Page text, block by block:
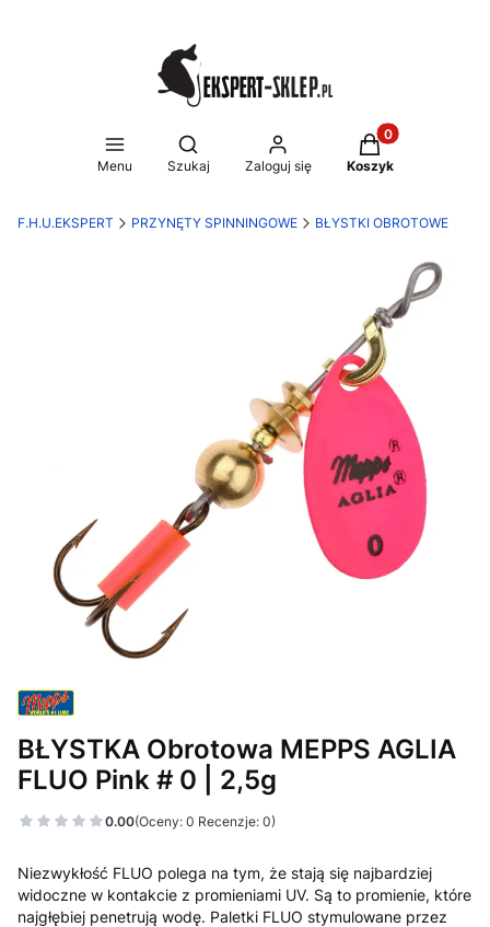
Menu
Otwórz wyszukiwarkę
Szukaj Zaloguj się
Produkty w
Koszyk
F.H.U.EKSPERT PRZYNĘTY SPINNINGOWE BŁYSTKI OBROTOWE
BŁYSTKA Obrotowa MEPPS AGLIA
FLUO Pink # 0 | 2,5g
0.00(Oceny: 0 Recenzje: 0)
Niezwykłość FLUO polega na tym, że stają się najbardziej
widoczne w kontakcie z promieniami UV. Są to promienie, które
najgłębiej penetrują wodę. Paletki FLUO stymulowane przez